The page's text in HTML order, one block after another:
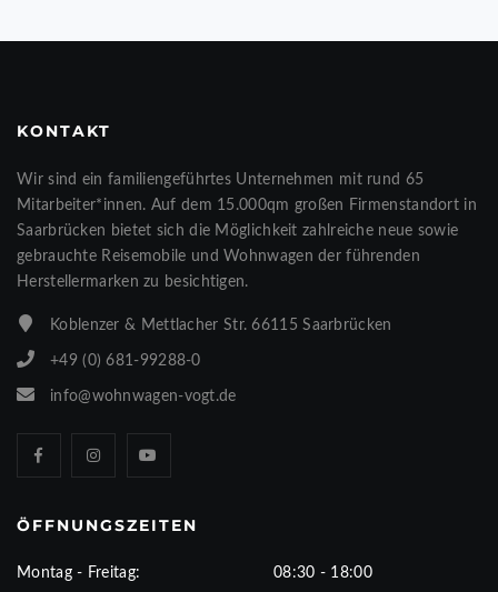
KONTAKT
Wir sind ein familiengeführtes Unternehmen mit rund 65
Mitarbeiter*innen. Auf dem 15.000qm großen Firmenstandort in
Saarbrücken bietet sich die Möglichkeit zahlreiche neue sowie
gebrauchte Reisemobile und Wohnwagen der führenden
Herstellermarken zu besichtigen.
Koblenzer & Mettlacher Str. 66115 Saarbrücken
+49 (0) 681-99288-0
info@wohnwagen-vogt.de
ÖFFNUNGSZEITEN
Montag - Freitag: 08:30 - 18:00